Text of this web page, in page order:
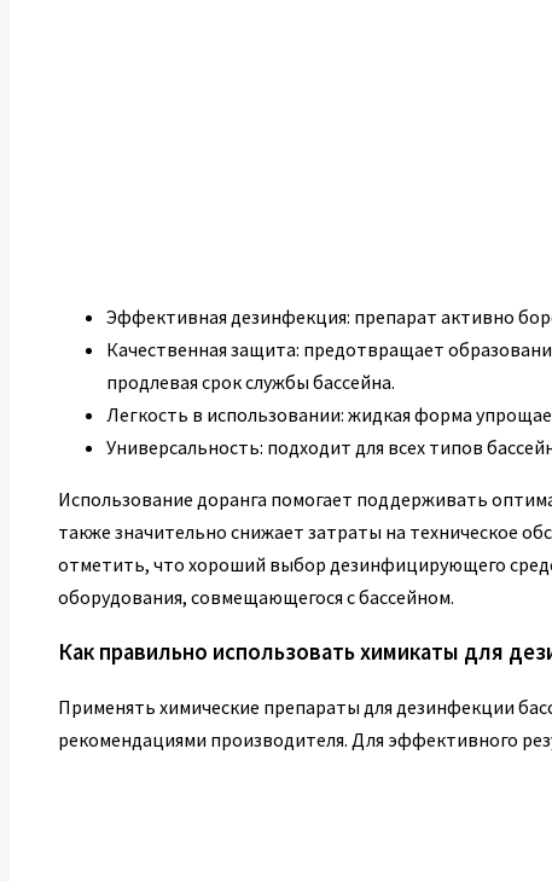
Эффективная дезинфекция: препарат активно
Качественная защита: предотвращает
продлевая срок службы бассейна.
Легкость в использовании: жидкая форма
Универсальность: подходит для всех типов
Использование доранга помогает поддерживать
также значительно снижает затраты на техническое
отметить, что хороший выбор дезинфицирующего
оборудования, совмещающегося с бассейном.
Как правильно использовать химикаты для
Применять химические препараты для дезинфекции
рекомендациями производителя. Для эффективного